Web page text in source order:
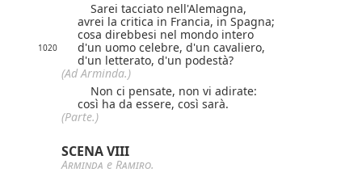
Sarei tacciato nell'Alemagna,
avrei la critica in Francia, in Spagna;
cosa direbbesi nel mondo intero
1020
d'un uomo celebre, d'un cavaliero,
d'un letterato, d'un podestà?
(Ad Arminda.)
Non ci pensate, non vi adirate:
così ha da essere, così sarà.
(Parte.)
SCENA VIII
Arminda e Ramiro.